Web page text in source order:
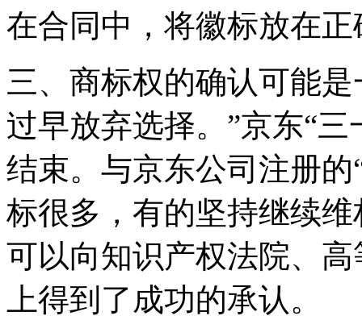
在合同中，将徽标放在
三、商标权的确认可能
过早放弃选择。”京东“
结束。与京东公司注册
标很多，有的坚持继续
可以向知识产权法院、
上得到了成功的承认。